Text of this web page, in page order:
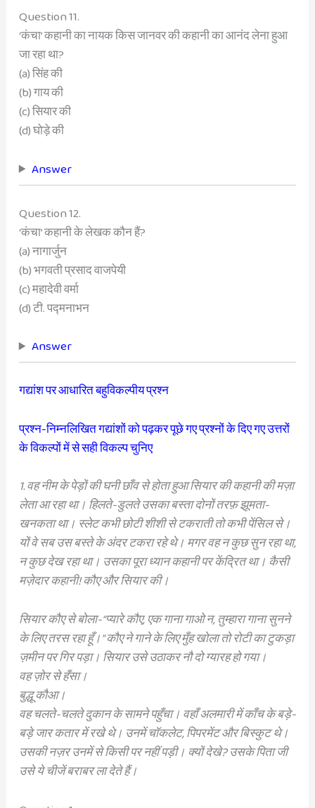
Question 11.
‘कंचा’ कहानी का नायक किस जानवर की कहानी का आनंद लेना हुआ
जा रहा था?
(a) सिंह की
(b) गाय की
(c) सियार की
(d) घोड़े की
Answer
Question 12.
‘कंचा’ कहानी के लेखक कौन हैं?
(a) नागार्जुन
(b) भगवती प्रसाद वाजपेयी
(c) महादेवी वर्मा
(d) टी. पद्मनाभन
Answer
गद्यांश पर आधारित बहुविकल्पीय प्रश्न
प्रश्न-निम्नलिखित गद्यांशों को पढ़कर पूछे गए प्रश्नों के दिए गए उत्तरों
के विकल्पों में से सही विकल्प चुनिए
1. वह नीम के पेड़ों की घनी छाँव से होता हुआ सियार की कहानी की मज़ा
लेता आ रहा था। हिलते-डुलते उसका बस्ता दोनों तरफ़ झूमता-
खनकता था। स्लेट कभी छोटी शीशी से टकराती तो कभी पेंसिल से।
यों वे सब उस बस्ते के अंदर टकरा रहे थे। मगर वह न कुछ सुन रहा था,
न कुछ देख रहा था। उसका पूरा ध्यान कहानी पर केंद्रित था। कैसी
मज़ेदार कहानी! कौए और सियार की।
सियार कौए से बोला-“प्यारे कौए, एक गाना गाओ न, तुम्हारा गाना सुनने
के लिए तरस रहा हूँ।” कौए ने गाने के लिए मुँह खोला तो रोटी का टुकड़ा
ज़मीन पर गिर पड़ा। सियार उसे उठाकर नौ दो ग्यारह हो गया।
वह ज़ोर से हँसा।
बुद्धू कौआ।
वह चलते-चलते दुकान के सामने पहुँचा। वहाँ अलमारी में काँच के बड़े-
बड़े जार कतार में रखे थे। उनमें चॉकलेट, पिपरमेंट और बिस्कुट थे।
उसकी नज़र उनमें से किसी पर नहीं पड़ी। क्यों देखे? उसके पिता जी
उसे ये चीजें बराबर ला देते हैं।